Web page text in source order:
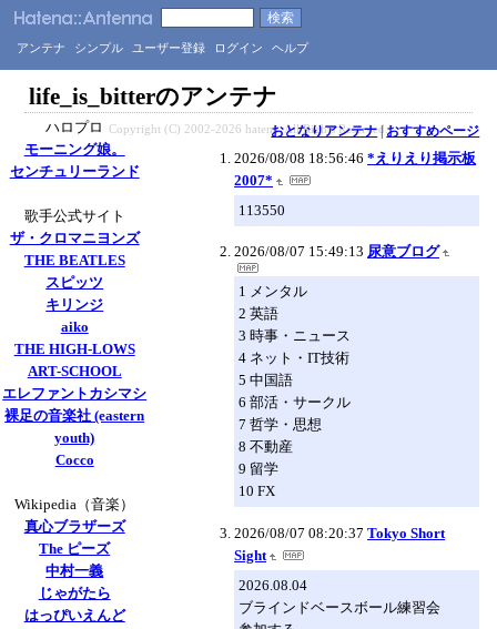
アンテナ シンプル ユーザー登録 ログイン ヘルプ
life_is_bitterのアンテナ
ハロプロ
モーニング娘。
センチュリーランド
歌手公式サイト
ザ・クロマニヨンズ
THE BEATLES
スピッツ
キリンジ
aiko
THE HIGH-LOWS
ART-SCHOOL
エレファントカシマシ
裸足の音楽社 (eastern
youth)
Cocco
Wikipedia（音楽）
真心ブラザーズ
The ピーズ
中村一義
じゃがたら
はっぴいえんど
おとなりアンテナ|おすすめページ
2026/08/08 18:56:46 *えりえり掲示板
2007*
113550
2026/08/07 15:49:13 尿意ブログ
1 メンタル
2 英語
3 時事・ニュース
4 ネット・IT技術
5 中国語
6 部活・サークル
7 哲学・思想
8 不動産
9 留学
10 FX
2026/08/07 08:20:37 Tokyo Short
Sight
2026.08.04
ブラインドベースボール練習会
Copyright (C) 2002-2026 hatena. All Rights Reserved.